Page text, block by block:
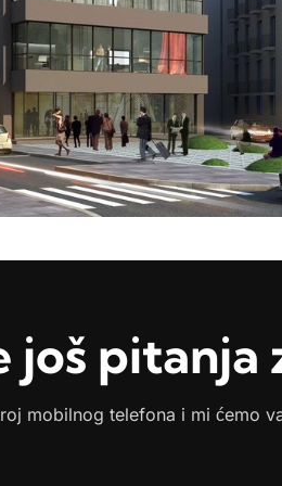
još pitanja
mobilnog telefona i mi ćemo